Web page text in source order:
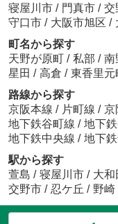
寝屋川市 / 門真市 / 交
守口市 / 大阪市旭区 /
町名から探す
天野が原町 / 私部 / 南
星田 / 高倉 / 東香里元
路線から探す
京阪本線 / 片町線 / 京
地下鉄谷町線 / 地下
地下鉄中央線 / 地下
駅から探す
萱島 / 寝屋川市 / 大和
交野市 / 忍ケ丘 / 野崎